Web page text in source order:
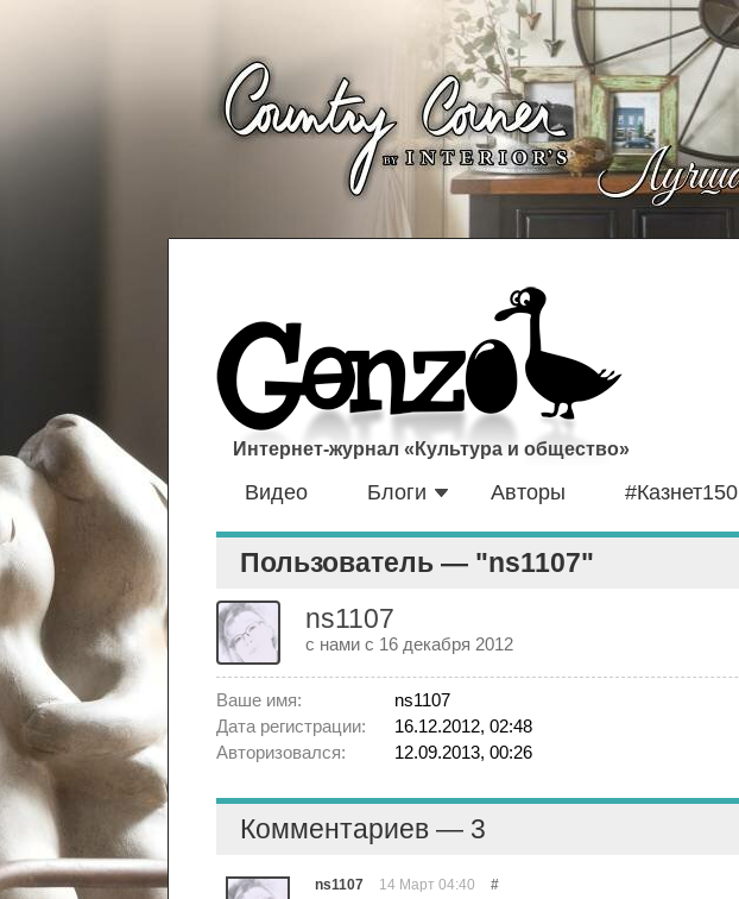
Интернет-журнал «Культура и общество»
Видео Блоги Авторы #Казнет150
Пользователь — "ns1107"
ns1107
с нами с 16 декабря 2012
Ваше имя:
ns1107
Дата регистрации:
16.12.2012, 02:48
Авторизовался:
12.09.2013, 00:26
Комментариев — 3
ns1107 14 Март 04:40 #